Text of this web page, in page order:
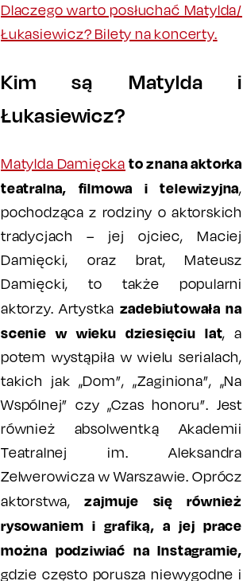
Dlaczego warto posłuchać Matylda/
Łukasiewicz? Bilety na koncerty.
Kim są Matylda i
Łukasiewicz?
Matylda Damięcka to znana aktorka
teatralna, filmowa i telewizyjna,
pochodząca z rodziny o aktorskich
tradycjach – jej ojciec, Maciej
Damięcki, oraz brat, Mateusz
Damięcki, to także popularni
aktorzy. Artystka zadebiutowała na
scenie w wieku dziesięciu lat, a
potem wystąpiła w wielu serialach,
takich jak „Dom”, „Zaginiona”, „Na
Wspólnej” czy „Czas honoru”. Jest
również absolwentką Akademii
Teatralnej im. Aleksandra
Zelwerowicza w Warszawie. Oprócz
aktorstwa,zajmuje się również
rysowaniem i grafiką, a jej prace
można podziwiać na Instagramie,
gdzie często porusza niewygodne i